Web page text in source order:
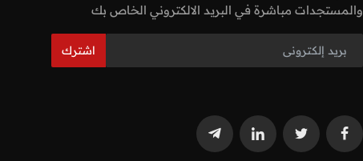
والمستجدات مباشرة في البريد الالكتروني الخاص بك
اشترك